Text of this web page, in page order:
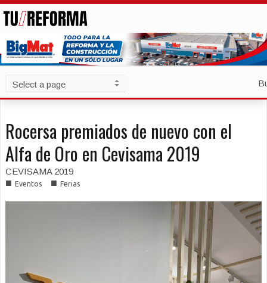
Rocersa premiados de nuevo con el
Alfa de Oro en Cevisama 2019
CEVISAMA 2019
■ Eventos ■ Ferias